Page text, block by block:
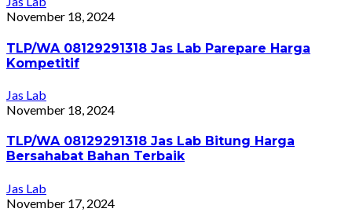
November 18, 2024
TLP/WA 08129291318 Jas Lab Parepare Harga
Kompetitif
Jas Lab
November 18, 2024
TLP/WA 08129291318 Jas Lab Bitung Harga
Bersahabat Bahan Terbaik
Jas Lab
November 17, 2024